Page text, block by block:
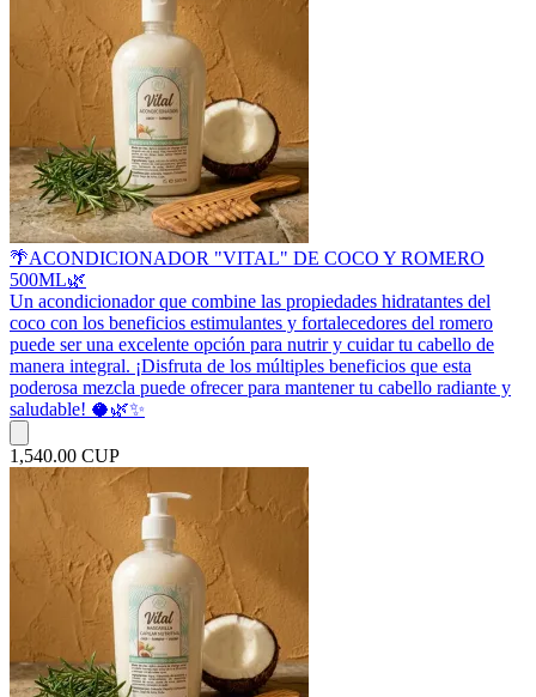
🌴ACONDICIONADOR "VITAL" DE COCO Y ROMERO
500ML🌿
Un acondicionador que combine las propiedades hidratantes del
coco con los beneficios estimulantes y fortalecedores del romero
puede ser una excelente opción para nutrir y cuidar tu cabello de
manera integral. ¡Disfruta de los múltiples beneficios que esta
poderosa mezcla puede ofrecer para mantener tu cabello radiante y
saludable! 🥥🌿✨
1,540.00 CUP